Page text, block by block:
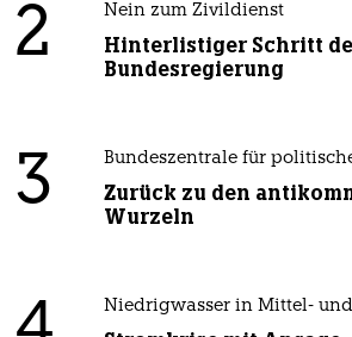
2 Nein zum Zivildienst
Hinterlistiger Schritt
Bundesregierung
3 Bundeszentrale für
Zurück zu den
Wurzeln
Niedrigwasser in Mittel-